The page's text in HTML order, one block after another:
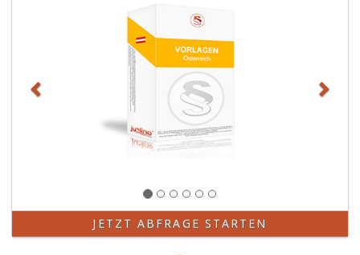
JETZT ABFRAGE STARTEN